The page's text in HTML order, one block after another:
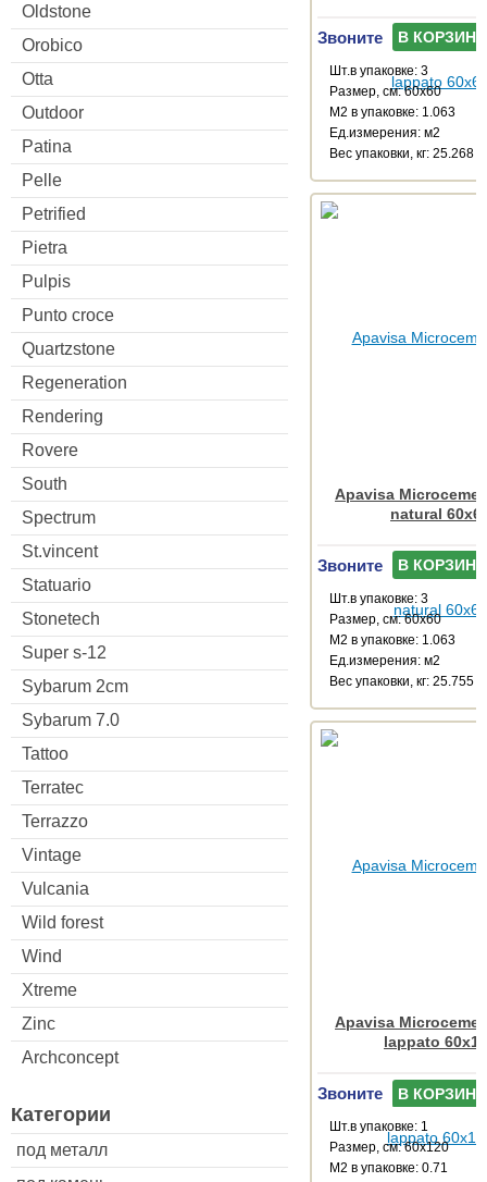
Oldstone
Orobico
Otta
Outdoor
Patina
Pelle
Petrified
Pietra
Pulpis
Punto croce
Quartzstone
Regeneration
Rendering
Rovere
South
Spectrum
St.vincent
Statuario
Stonetech
Super s-12
Sybarum 2cm
Sybarum 7.0
Tattoo
Terratec
Terrazzo
Vintage
Vulcania
Wild forest
Wind
Xtreme
Zinc
Archconcept
Категории
под металл
Звоните В КОРЗИНУ
Шт.в упаковке: 3
Размер, см: 60x60
М2 в упаковке: 1.063
Ед.измерения: м2
Веc упаковки, кг: 25.268
Apavisa
natural
Звоните В КОРЗИНУ
Шт.в упаковке: 3
Размер, см: 60x60
М2 в упаковке: 1.063
Ед.измерения: м2
Веc упаковки, кг: 25.755
Apavisa
lappato
Звоните В КОРЗИНУ
Шт.в упаковке: 1
Размер, см: 60x120
М2 в упаковке: 0.71